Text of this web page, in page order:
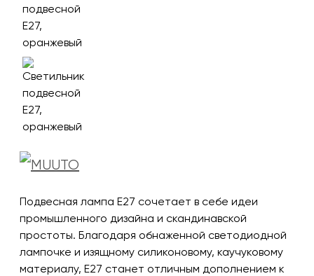
Подвесная лампа E27 сочетает в себе идеи
промышленного дизайна и скандинавской
простоты. Благодаря обнаженной светодиодной
лампочке и изящному силиконовому, каучуковому
материалу, E27 станет отличным дополнением к